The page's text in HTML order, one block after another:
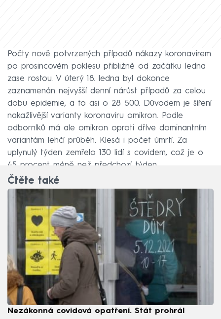
Počty nově potvrzených případů nákazy koronavirem
po prosincovém poklesu přibližně od začátku ledna
zase rostou. V úterý 18. ledna byl dokonce
zaznamenán nejvyšší denní nárůst případů za celou
dobu epidemie, a to asi o 28 500. Důvodem je šíření
nakažlivější varianty koronaviru omikron. Podle
odborníků má ale omikron oproti dříve dominantním
variantám lehčí průběh. Klesá i počet úmrtí. Za
uplynulý týden zemřelo 130 lidí s covidem, což je o
45 procent méně než předchozí týden.
Čtěte také
Nezákonná covidová opatření. Stát prohrál